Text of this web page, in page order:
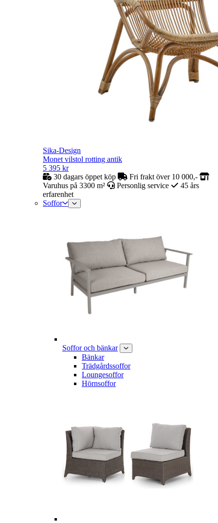
Sika-Design
Monet vilstol rotting antik
5 395 kr
30 dagars öppet köp
Fri frakt över 10 000,-
Varuhus på 3300 m²
Personlig service
45 års
erfarenhet
Soffor
Soffor och bänkar
Bänkar
Trädgårdssoffor
Loungesoffor
Hörnsoffor